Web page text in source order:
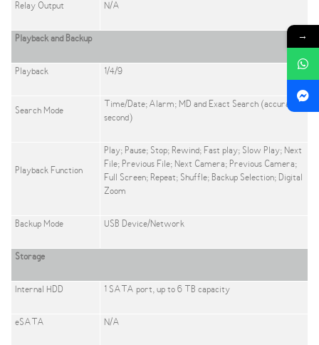
Relay Output N/A
Playback and Backup
Playback 1/4/9
Search Mode
Time/Date; Alarm; MD and Exact Search (accurate to
second)
Playback Function
Play; Pause; Stop; Rewind; Fast play; Slow Play; Next
File; Previous File; Next Camera; Previous Camera;
Full Screen; Repeat; Shuffle; Backup Selection; Digital
Zoom
Backup Mode USB Device/Network
Storage
Internal HDD 1 SATA port, up to 6 TB capacity
eSATA N/A
→